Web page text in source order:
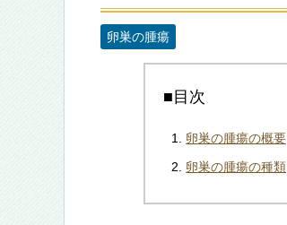
卵巣の腫瘍
■目次
卵巣の腫瘍の概要
卵巣の腫瘍の種類